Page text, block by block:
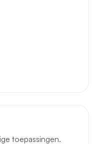
toepassingen.